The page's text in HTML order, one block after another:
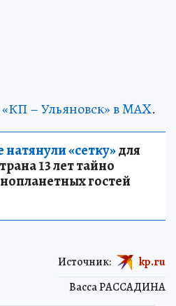
«КП – Ульяновск» в MAX.
«сетку»для
13 лет тайно
гостей
Васса РАССАДИНА
Источник: kp.ru